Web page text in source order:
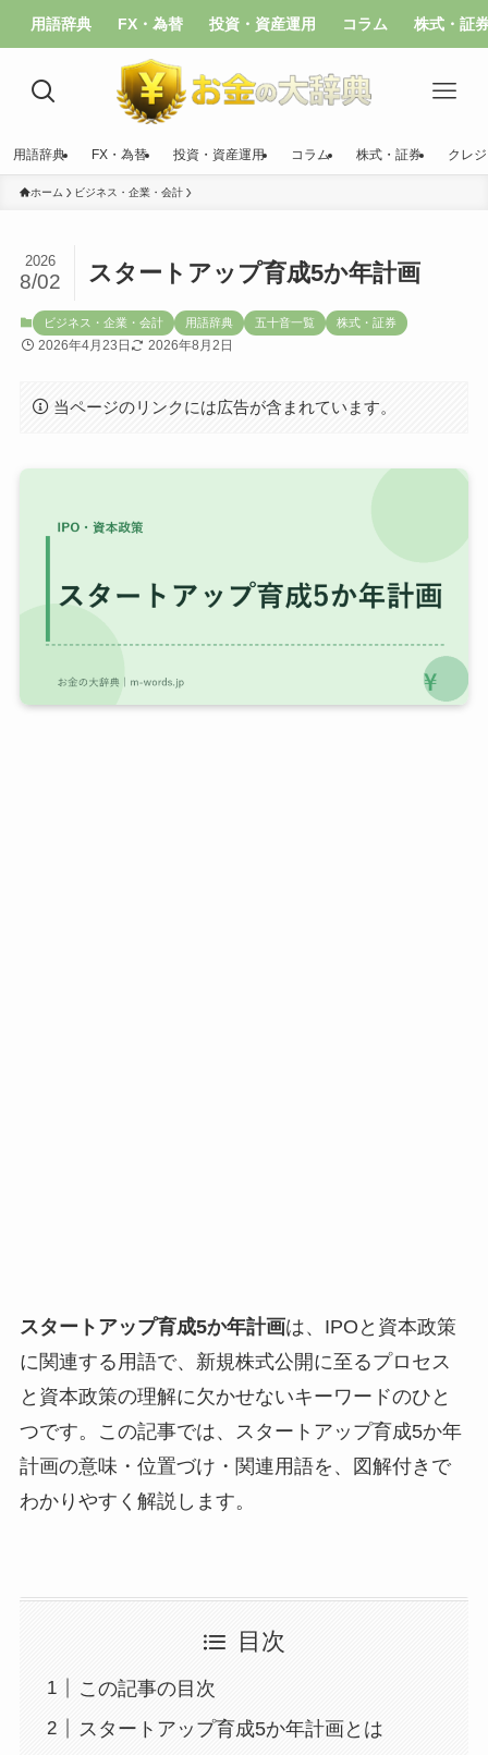
用語辞典 FX・為替 投資・資産運用 コラム 株式・証
用語辞典 FX・為替 投資・資産運用 コラム 株式・証券 クレ
ホーム ビジネス・企業・会計
スタートアップ育成5か年計画
2026
8/02
ビジネス・企業・会計 用語辞典 五十音一覧 株式・証券
2026年4月23日 2026年8月2日
当ページのリンクには広告が含まれています。
スタートアップ育成5か年計画は、IPOと資本政策
に関連する用語で、新規株式公開に至るプロセス
と資本政策の理解に欠かせないキーワードのひと
つです。この記事では、スタートアップ育成5か年
計画の意味・位置づけ・関連用語を、図解付きで
わかりやすく解説します。
目次
この記事の目次
スタートアップ育成5か年計画とは